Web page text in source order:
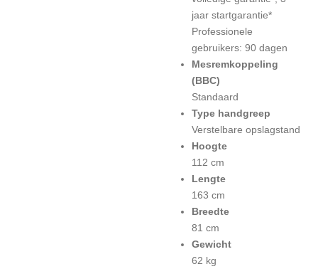
jaar startgarantie*
Professionele
gebruikers: 90 dagen
Mesremkoppeling
(BBC)
Standaard
Type handgreep
Verstelbare opslagstand
Hoogte
112 cm
Lengte
163 cm
Breedte
81 cm
Gewicht
62 kg